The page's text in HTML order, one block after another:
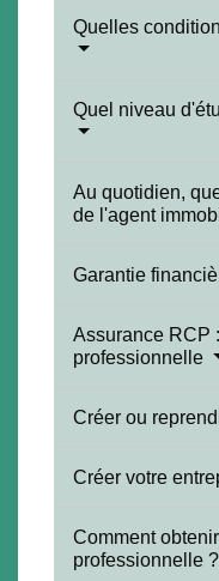
Quelles
Quel niveau
Au quotidien,
de l'agent
Garantie
Assurance RCP
professionnelle
Créer ou
Créer votre
Comment
professionnelle ?